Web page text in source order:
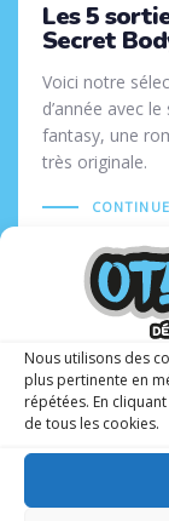
Nous utilisons des
plus pertinente en
répétées. En
de tous les cookies.
Les 5
Secret
Voici notre
d’année avec
fantasy, une
très originale.